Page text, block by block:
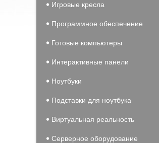
Игровые кресла
Программное обеспечение
Готовые компьютеры
Интерактивные панели
Ноутбуки
Подставки для ноутбука
Виртуальная реальность
Серверное оборудование